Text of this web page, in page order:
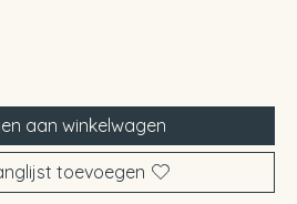
aan winkelwagen
toevoegen